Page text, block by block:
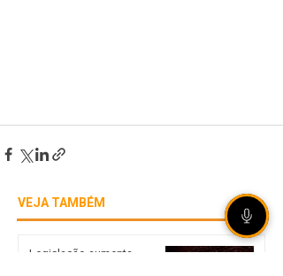
VEJA TAMBÉM
Legislação aumenta